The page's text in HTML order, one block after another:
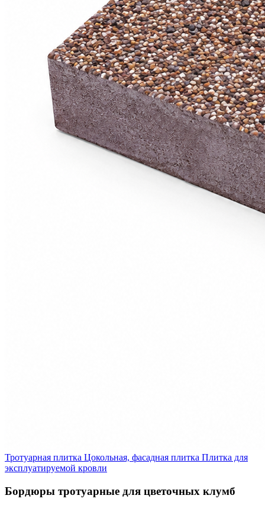
Тротуарная плитка Цокольная, фасадная плитка Плитка для
эксплуатируемой кровли
Бордюры тротуарные для цветочных клумб